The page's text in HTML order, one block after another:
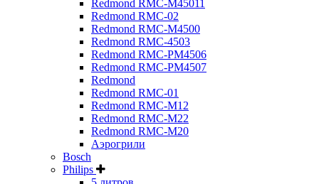
Redmond RMC-M45011
Redmond RMC-02
Redmond RMC-M4500
Redmond RMC-4503
Redmond RMC-PM4506
Redmond RMC-PM4507
Redmond
Redmond RMC-01
Redmond RMC-M12
Redmond RMC-M22
Redmond RMC-M20
Аэрогрили
Bosch
Philips